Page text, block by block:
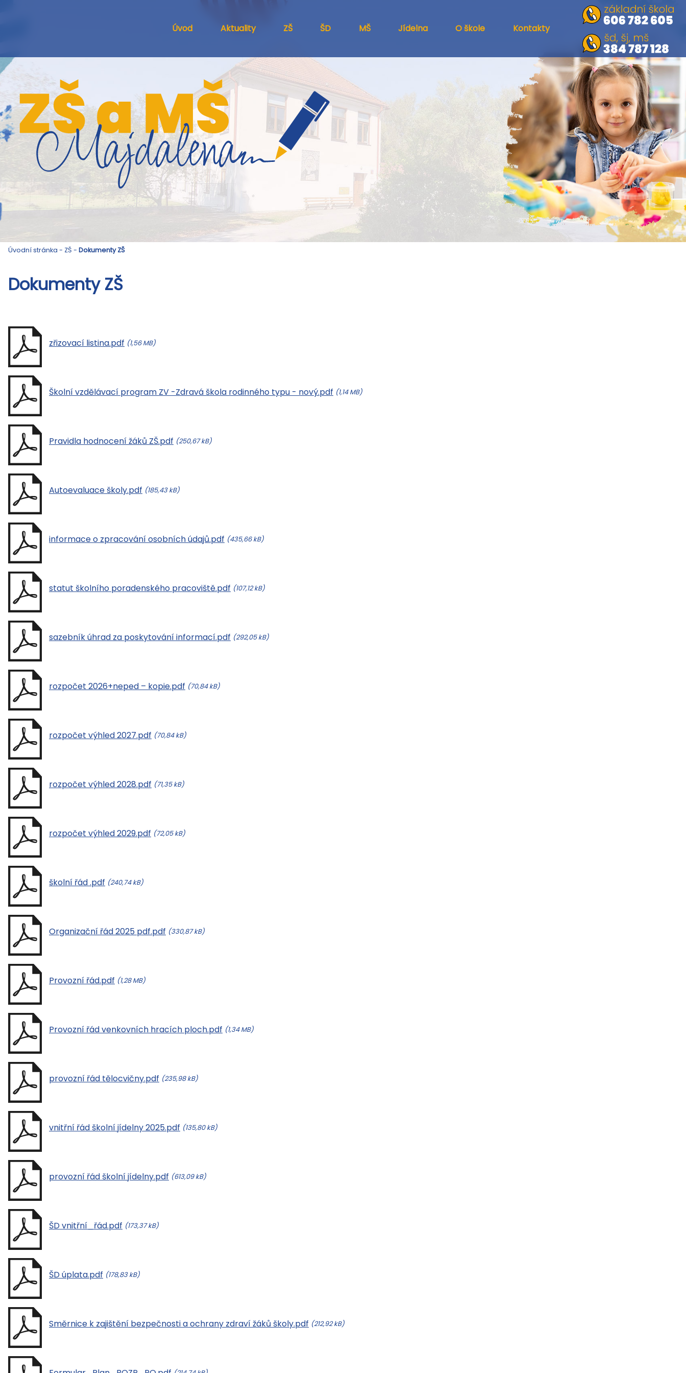
Úvod Aktuality ZŠ ŠD MŠ Jídelna O škole Kontakty
Úvodní stránka - ZŠ - Dokumenty ZŠ
Dokumenty ZŠ
zřizovací listina.pdf (1,56 MB)
Školní vzdělávací program ZV -Zdravá škola rodinného typu - nový.pdf (1,14 MB)
Pravidla hodnocení žáků ZŠ.pdf (250,67 kB)
Autoevaluace školy.pdf (185,43 kB)
informace o zpracování osobních údajů.pdf (435,66 kB)
statut školního poradenského pracoviště.pdf (107,12 kB)
sazebník úhrad za poskytování informací.pdf (292,05 kB)
rozpočet 2026+neped – kopie.pdf (70,84 kB)
rozpočet výhled 2027.pdf (70,84 kB)
rozpočet výhled 2028.pdf (71,35 kB)
rozpočet výhled 2029.pdf (72,05 kB)
školní řád .pdf (240,74 kB)
Organizační řád 2025 pdf.pdf (330,87 kB)
Provozní řád.pdf (1,28 MB)
Provozní řád venkovních hracích ploch.pdf (1,34 MB)
provozní řád tělocvičny.pdf (235,98 kB)
vnitřní řád školní jídelny 2025.pdf (135,80 kB)
provozní řád školní jídelny.pdf (613,09 kB)
ŠD vnitřní_řád.pdf (173,37 kB)
ŠD úplata.pdf (178,83 kB)
Směrnice k zajištění bezpečnosti a ochrany zdraví žáků školy.pdf (212,92 kB)